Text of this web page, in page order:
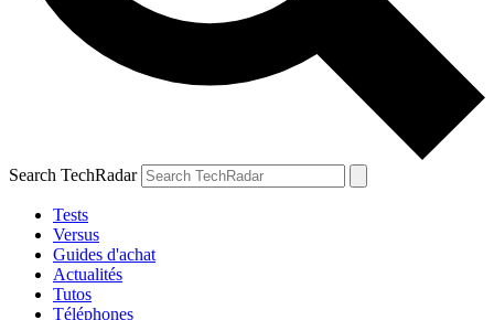
Search TechRadar
Tests
Versus
Guides d'achat
Actualités
Tutos
Téléphones